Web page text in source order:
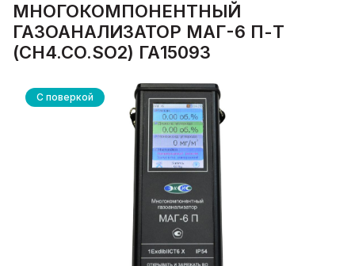
МНОГОКОМПОНЕНТНЫЙ
ГАЗОАНАЛИЗАТОР МАГ-6 П-Т
(CH4.CO.SO2) ГА15093
С поверкой